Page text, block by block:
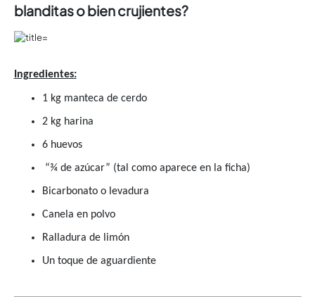
blanditas o bien crujientes?
Ingredientes:
1 kg manteca de cerdo
2 kg harina
6 huevos
“¾ de azúcar” (tal como aparece en la ficha)
Bicarbonato o levadura
Canela en polvo
Ralladura de limón
Un toque de aguardiente